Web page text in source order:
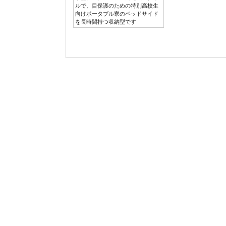
ルで、目保護のための特別高校生
向けポータブル寮のベッドサイド
を長時間持つ収納型です